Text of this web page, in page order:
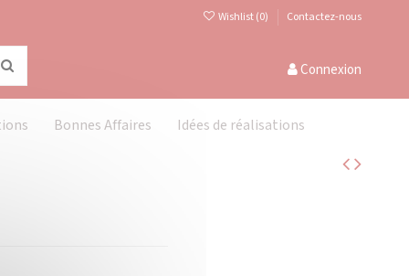
Wishlist (0) Contactez-nous
Connexion
Bonnes Affaires Idées de réalisations